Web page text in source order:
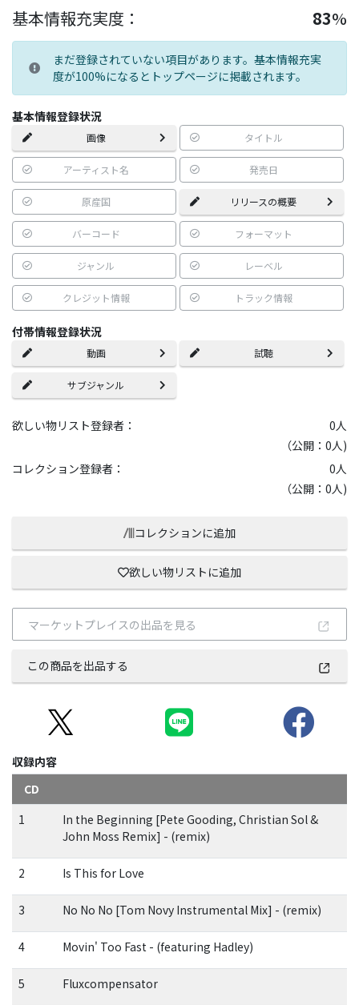
基本情報充実度： 83%
まだ登録されていない項目があります。基本情報充実
度が100%になるとトップページに掲載されます。
基本情報登録状況
画像 タイトル
アーティスト名 発売日
原産国 リリースの概要
バーコード フォーマット
ジャンル レーベル
クレジット情報 トラック情報
付帯情報登録状況
動画 試聴
サブジャンル
欲しい物リスト登録者： 0人
（公開：0人)
コレクション登録者：
0人
（公開：0人)
コレクションに追加
欲しい物リストに追加
マーケットプレイスの出品を見る
この商品を出品する
収録内容
CD
1
In the Beginning [Pete Gooding, Christian Sol &
John Moss Remix] - (remix)
2 Is This for Love
3 No No No [Tom Novy Instrumental Mix] - (remix)
4 Movin' Too Fast - (featuring Hadley)
5 Fluxcompensator